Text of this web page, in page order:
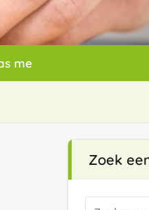
me
Zoek
Zoeken